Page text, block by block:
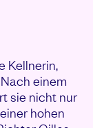
Kellnerin,
einem
sie nicht nur
hohen